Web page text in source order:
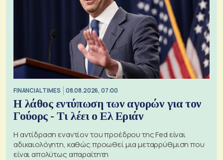
FINANCIAL TIMES 08.08.2026, 07:00
Η λάθος εντύπωση των αγορών για τον
Γούορς - Τι λέει ο Ελ Εριάν
Η αντίδραση εναντίον του προέδρου της Fed είναι
αδικαιολόγητη, καθώς προωθεί μια μεταρρύθμιση που
είναι απολύτως απαραίτητη